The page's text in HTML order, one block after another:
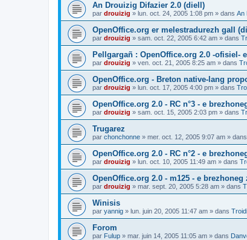
An Drouizig Difazier 2.0 (diell)
par drouizig » lun. oct. 24, 2005 1:08 pm » dans An
OpenOffice.org er melestradurezh gall
par drouizig » sam. oct. 22, 2005 6:42 am » dans
Pellgargañ : OpenOffice.org 2.0 -ofisiel-
par drouizig » ven. oct. 21, 2005 8:25 am » dans
OpenOffice.org - Breton native-lang
par drouizig » lun. oct. 17, 2005 4:00 pm » dans
OpenOffice.org 2.0 - RC n°3 - e
par drouizig » sam. oct. 15, 2005 2:03 pm » dans
Trugarez
par chonchonne » mer. oct. 12, 2005 9:07 am » dans
OpenOffice.org 2.0 - RC n°2 - e
par drouizig » lun. oct. 10, 2005 11:49 am » dans
OpenOffice.org 2.0 - m125 - e brezhoneg
par drouizig » mar. sept. 20, 2005 5:28 am » dans
Winisis
par yannig » lun. juin 20, 2005 11:47 am » dans
Forom
par Fulup » mar. juin 14, 2005 11:05 am » dans